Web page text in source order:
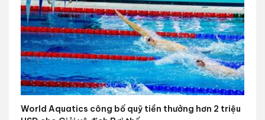
World Aquatics công bố quỹ tiền thưởng hơn 2 triệu